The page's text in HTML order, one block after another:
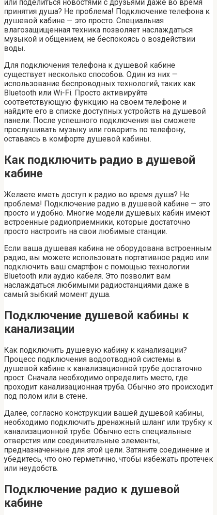
или поделиться новостями с друзьями даже во время
принятия душа? Не проблема! Подключение телефона к
душевой кабине — это просто. Специальная
влагозащищенная техника позволяет наслаждаться
музыкой и общением, не беспокоясь о воздействии
воды.
Для подключения телефона к душевой кабине
существует несколько способов. Один из них —
использование беспроводных технологий, таких как
Bluetooth или Wi-Fi. Просто активируйте
соответствующую функцию на своем телефоне и
найдите его в списке доступных устройств на душевой
панели. После успешного подключения вы сможете
прослушивать музыку или говорить по телефону,
оставаясь в комфорте душевой кабины.
Как подключить радио в душевой
кабине
Желаете иметь доступ к радио во время душа? Не
проблема! Подключение радио в душевой кабине — это
просто и удобно. Многие модели душевых кабин имеют
встроенные радиоприемники, которые достаточно
просто настроить на свои любимые станции.
Если ваша душевая кабина не оборудована встроенным
радио, вы можете использовать портативное радио или
подключить ваш смартфон с помощью технологии
Bluetooth или аудио кабеля. Это позволит вам
наслаждаться любимыми радиостанциями даже в
самый зыбкий момент душа.
Подключение душевой кабины к
канализации
Как подключить душевую кабину к канализации?
Процесс подключения водоотводной системы в
душевой кабине к канализационной трубе достаточно
прост. Сначала необходимо определить место, где
проходит канализационная труба. Обычно это происходит
под полом или в стене.
Далее, согласно конструкции вашей душевой кабины,
необходимо подключить дренажный шланг или трубку к
канализационной трубе. Обычно есть специальные
отверстия или соединительные элементы,
предназначенные для этой цели. Затяните соединение и
убедитесь, что оно герметично, чтобы избежать протечек
или неудобств.
Подключение радио к душевой
кабине